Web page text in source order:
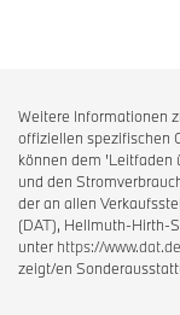
Weitere Informationen
offiziellen spezifischen
können dem 'Leitfaden
und den
der an allen
(DAT), Hellmuth-Hirth-
unter https://
zeigt/en